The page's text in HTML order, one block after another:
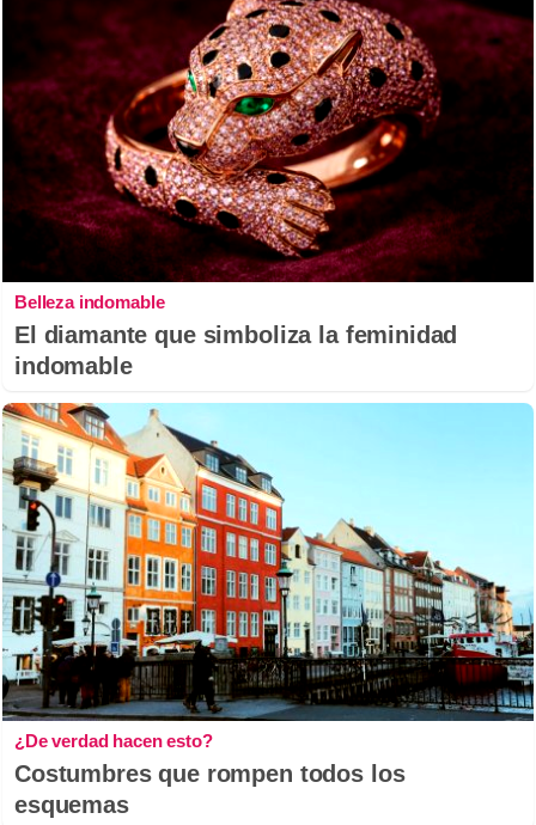
Belleza indomable
El diamante que simboliza la feminidad
indomable
¿De verdad hacen esto?
Costumbres que rompen todos los
esquemas